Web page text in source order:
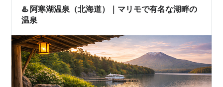
♨️ 阿寒湖温泉（北海道）｜マリモで有名な湖畔の
温泉